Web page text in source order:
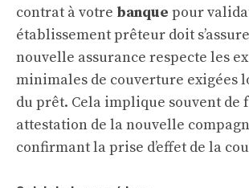
contrat à votre banque pour
établissement prêteur doit
nouvelle assurance respecte les
minimales de couverture exigées
du prêt. Cela implique souvent de
attestation de la nouvelle
confirmant la prise d’effet de la